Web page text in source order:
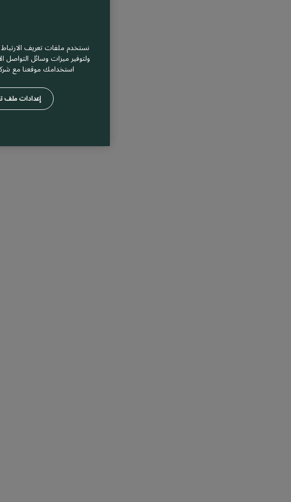
نستخدم ملفات تعريف
ولتوفير ميزات وسائل التواصل
استخدامك موقعنا مع
إعدادات ملف